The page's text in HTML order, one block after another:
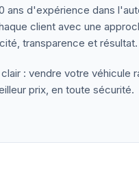
ans d'expérience dans
client avec une
transparence et résultat.
: vendre votre véhicule
prix, en toute sécurité.